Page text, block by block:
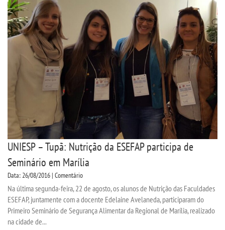
UNIESP – Tupã: Nutrição da ESEFAP participa de
Seminário em Marília
Data: 26/08/2016 | Comentário
Na última segunda-feira, 22 de agosto, os alunos de Nutrição das Faculdades
ESEFAP, juntamente com a docente Edelaine Avelaneda, participaram do
Primeiro Seminário de Segurança Alimentar da Regional de Marília, realizado
na cidade de...